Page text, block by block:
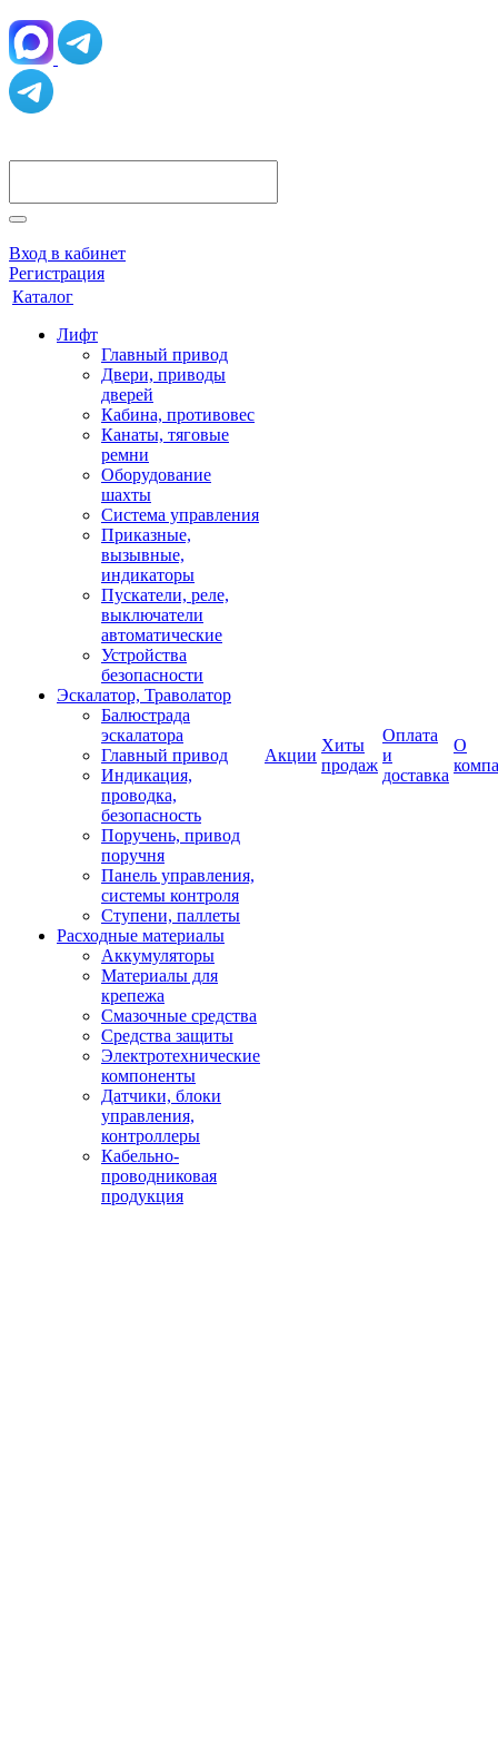
Вход в кабинет
Регистрация
Каталог
Лифт
Главный привод
Двери, приводы
дверей
Кабина, противовес
Канаты, тяговые
ремни
Оборудование
шахты
Система управления
Приказные,
вызывные,
индикаторы
Пускатели, реле,
выключатели
автоматические
Устройства
безопасности
Эскалатор, Траволатор
Балюстрада
эскалатора
Главный привод
Индикация,
проводка,
безопасность
Поручень, привод
поручня
Панель управления,
системы контроля
Ступени, паллеты
Расходные материалы
Аккумуляторы
Материалы для
крепежа
Смазочные средства
Средства защиты
Электротехнические
компоненты
Датчики, блоки
управления,
контроллеры
Кабельно-
проводниковая
продукция
Акции
Хиты
продаж
Оплата
и
доставка
О